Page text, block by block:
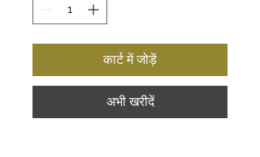
कार्ट में जोड़ें
अभी खरीदें